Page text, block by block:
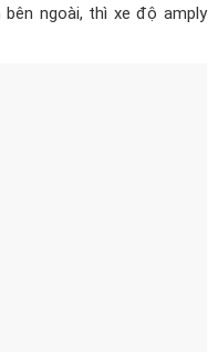
ngoài, thì xe độ amply